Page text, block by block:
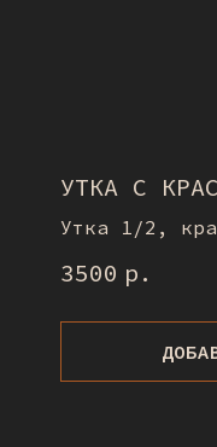
УТКА С
Утка 1/2,
3500 р.